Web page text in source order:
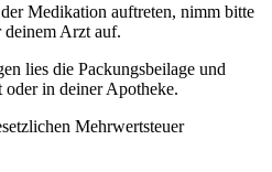
Medikation auftreten, nimm bitte
Arzt auf.
lies die Packungsbeilage und
in deiner Apotheke.
Mehrwertsteuer